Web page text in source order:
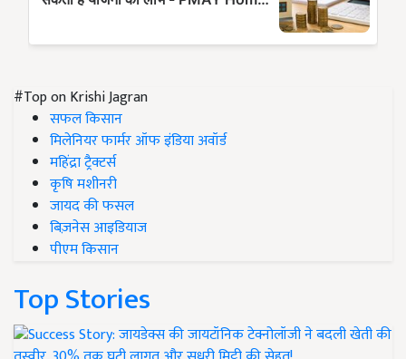
#Top on Krishi Jagran
सफल किसान
मिलेनियर फार्मर ऑफ इंडिया अवॉर्ड
महिंद्रा ट्रैक्टर्स
कृषि मशीनरी
जायद की फसल
बिज़नेस आइडियाज
पीएम किसान
Top Stories